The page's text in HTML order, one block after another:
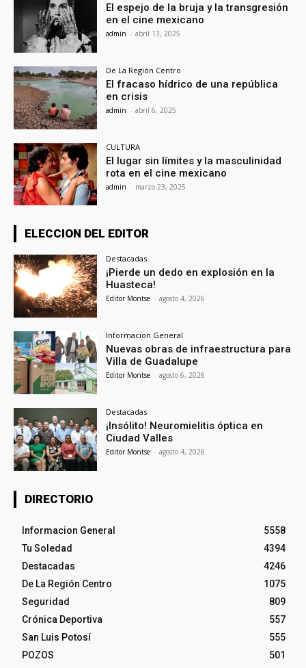
El espejo de la bruja y la transgresión
en el cine mexicano
admin - abril 13, 2025
De La Región Centro
El fracaso hídrico de una república
en crisis
admin - abril 6, 2025
CULTURA
El lugar sin límites y la masculinidad
rota en el cine mexicano
admin - marzo 23, 2025
ELECCION DEL EDITOR
Destacadas
¡Pierde un dedo en explosión en la
Huasteca!
Editor Montse - agosto 4, 2026
Informacion General
Nuevas obras de infraestructura para
Villa de Guadalupe
Editor Montse - agosto 6, 2026
Destacadas
¡Insólito! Neuromielitis óptica en
Ciudad Valles
Editor Montse - agosto 4, 2026
DIRECTORIO
Informacion General
5558
Tu Soledad
4394
Destacadas
4246
De La Región Centro
1075
Seguridad
809
Crónica Deportiva
557
San Luis Potosí
555
POZOS
501